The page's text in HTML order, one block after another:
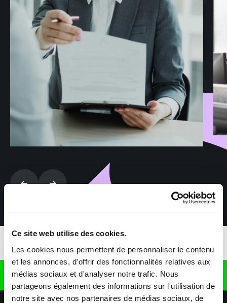
Ce site web utilise des cookies.
Les cookies nous permettent de personnaliser le contenu
et les annonces, d'offrir des fonctionnalités relatives aux
médias sociaux et d'analyser notre trafic. Nous
partageons également des informations sur l'utilisation de
notre site avec nos partenaires de médias sociaux, de
Retrouvez nous sur